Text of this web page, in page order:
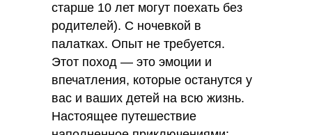
старше 10 лет могут поехать без
родителей). С ночевкой в
палатках. Опыт не требуется.
Этот поход — это эмоции и
впечатления, которые останутся у
вас и ваших детей на всю жизнь.
Настоящее путешествие